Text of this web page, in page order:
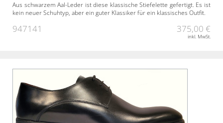
Aus schwarzem Aal-Leder ist diese klassische Stiefelette gefertigt. Es ist
kein neuer Schuhtyp, aber ein guter Klassiker für ein klassisches Outfit.
947141 375,00 €
inkl. MwSt.